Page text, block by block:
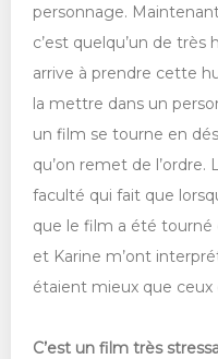
personnage.
c’est quelqu’un de très
arrive à prendre cette
la mettre dans un
un film se tourne en
qu’on remet de
faculté qui fait que
que le film a été tourné
et Karine m’ont
étaient mieux que ceux
C’est un film très